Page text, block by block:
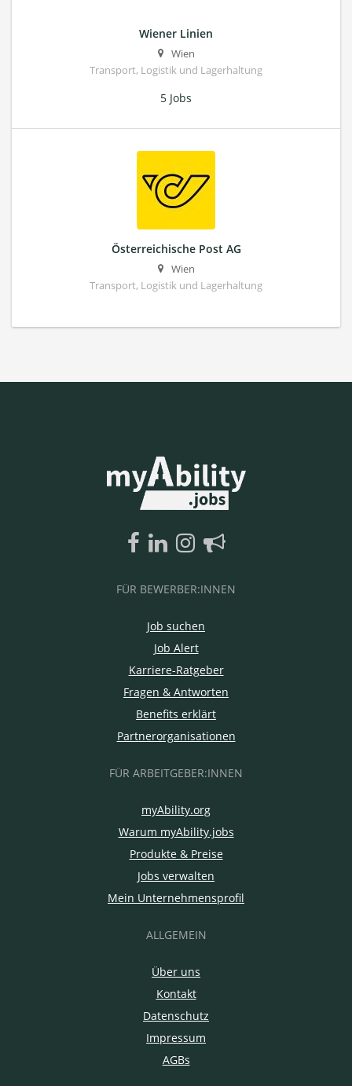
Wiener Linien
Wien
Transport, Logistik und Lagerhaltung
5 Jobs
Österreichische Post AG
Wien
Transport, Logistik und Lagerhaltung
FÜR BEWERBER:INNEN
Job suchen
Job Alert
Karriere-Ratgeber
Fragen & Antworten
Benefits erklärt
Partnerorganisationen
FÜR ARBEITGEBER:INNEN
myAbility.org
Warum myAbility.jobs
Produkte & Preise
Jobs verwalten
Mein Unternehmensprofil
ALLGEMEIN
Über uns
Kontakt
Datenschutz
Impressum
AGBs